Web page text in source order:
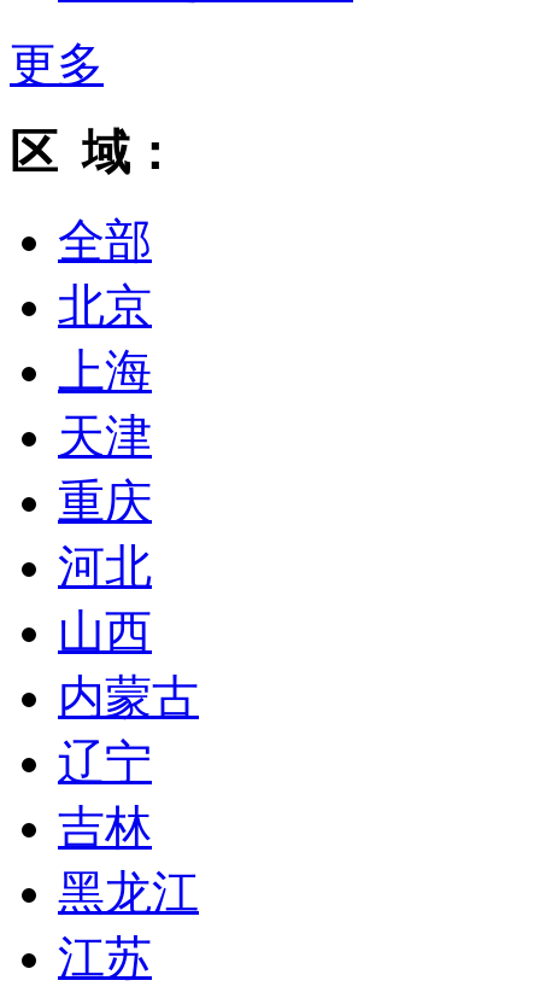
更多
区 域：
全部
北京
上海
天津
重庆
河北
山西
内蒙古
辽宁
吉林
黑龙江
江苏